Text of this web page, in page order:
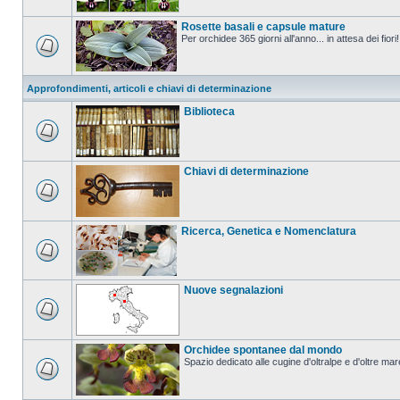
Rosette basali e capsule mature
Per orchidee 365 giorni all'anno... in attesa dei fiori!
Approfondimenti, articoli e chiavi di determinazione
Biblioteca
Chiavi di determinazione
Ricerca, Genetica e Nomenclatura
Nuove segnalazioni
Orchidee spontanee dal mondo
Spazio dedicato alle cugine d'oltralpe e d'oltre